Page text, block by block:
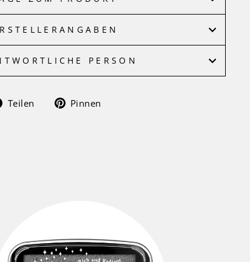
PERSON
Teilen
Auf
Pinnen